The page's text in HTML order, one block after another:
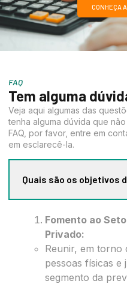
CONHEÇA
FAQ
Tem alguma
Veja aqui algumas das
tenha alguma dúvida que
FAQ, por favor, entre em
em esclarecê-la.
Quais são os objetivos
Fomento ao
Privado:
Reunir, em torno
pessoas físicas e
segmento da